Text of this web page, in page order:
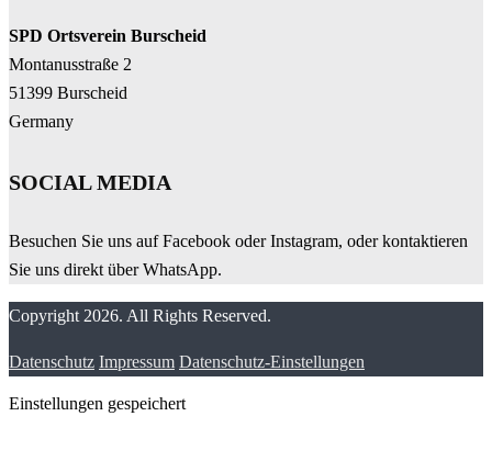
SPD Ortsverein Burscheid
Montanusstraße 2
51399 Burscheid
Germany
SOCIAL MEDIA
Besuchen Sie uns auf Facebook oder Instagram, oder kontaktieren
Sie uns direkt über WhatsApp.
Copyright 2026. All Rights Reserved.
Datenschutz Impressum Datenschutz-Einstellungen
Einstellungen gespeichert